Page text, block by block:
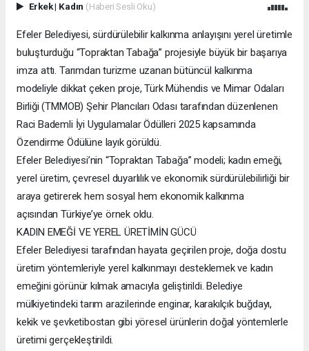
Erkek| Kadın (Haberi Sesli Oku)
Efeler Belediyesi, sürdürülebilir kalkınma anlayışını yerel üretimle
buluşturduğu “Topraktan Tabağa” projesiyle büyük bir başarıya
imza attı. Tarımdan turizme uzanan bütüncül kalkınma
modeliyle dikkat çeken proje, Türk Mühendis ve Mimar Odaları
Birliği (TMMOB) Şehir Plancıları Odası tarafından düzenlenen
Raci Bademli İyi Uygulamalar Ödülleri 2025 kapsamında
Özendirme Ödülüne layık görüldü.
Efeler Belediyesi’nin “Topraktan Tabağa” modeli; kadın emeği,
yerel üretim, çevresel duyarlılık ve ekonomik sürdürülebilirliği bir
araya getirerek hem sosyal hem ekonomik kalkınma
açısından Türkiye’ye örnek oldu.
KADIN EMEĞİ VE YEREL ÜRETİMİN GÜCÜ
Efeler Belediyesi tarafından hayata geçirilen proje, doğa dostu
üretim yöntemleriyle yerel kalkınmayı desteklemek ve kadın
emeğini görünür kılmak amacıyla geliştirildi. Belediye
mülkiyetindeki tarım arazilerinde enginar, karakılçık buğdayı,
kekik ve şevketibostan gibi yöresel ürünlerin doğal yöntemlerle
üretimi gerçekleştirildi.